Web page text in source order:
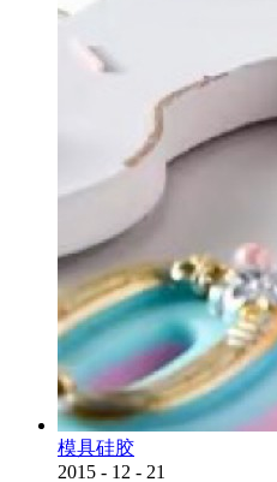
模具硅胶
2015 - 12 - 21